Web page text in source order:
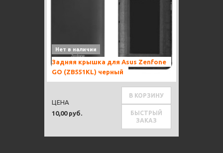
Нет в наличии
Задняя крышка для Asus Zenfone
GO (ZB551KL) черный
10,00 руб.
ЦЕНА
В КОРЗИНУ
БЫСТРЫЙ
ЗАКАЗ